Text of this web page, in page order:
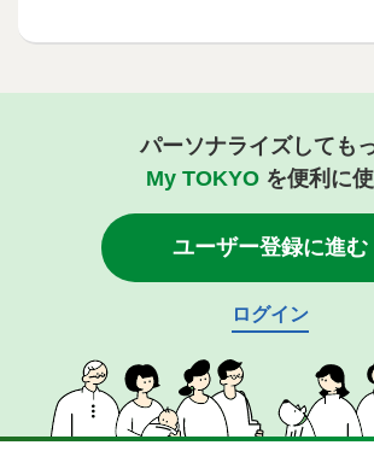
する商品の開発を行う
事業者を募集します！
パーソナライズしても
My TOKYOを便利に使
ユーザー登録に進む
ログイン